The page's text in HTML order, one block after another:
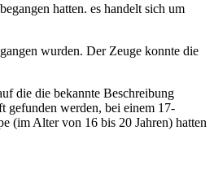
hatten. es handelt sich um
wurden. Der Zeuge konnte die
die die bekannte Beschreibung
gefunden werden, bei einem 17-
(im Alter von 16 bis 20 Jahren) hatten